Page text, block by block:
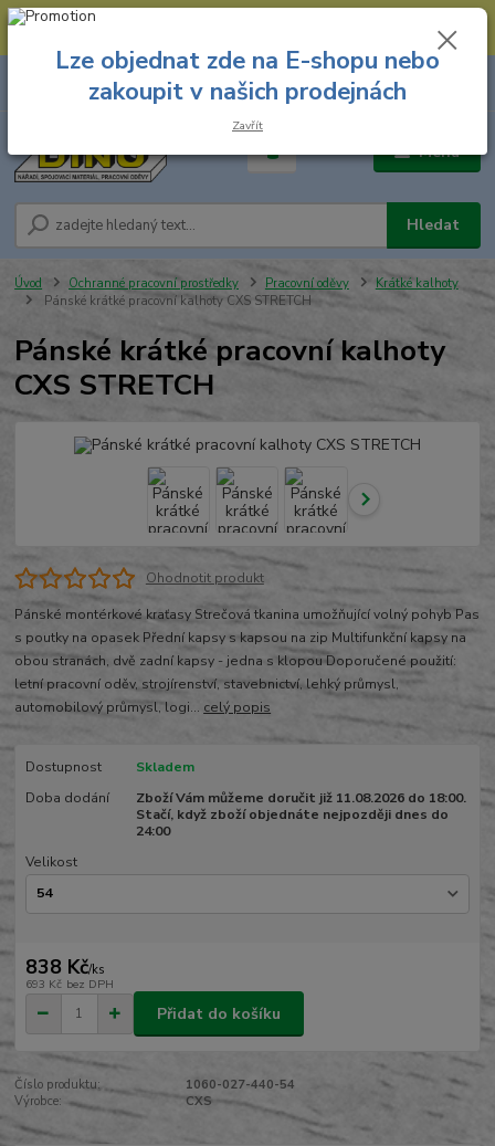
--- Spojovací materiál: 774 431 045 --- Prodejna nářadí: 731 449 423 --
Menu
Hledat
8.00 hod. - 16.00 hod.
za
Úvod Ochranné pracovní prostředky Pracovní oděvy
Krátké kalhoty
Pánské krátké pracovní kalhoty CXS STRETCH
Pánské krátké pracovní kalhoty
CXS STRETCH
Ohodnotit produkt
Pánské montérkové kraťasy Strečová tkanina umožňující volný pohyb Pas
s poutky na opasek Přední kapsy s kapsou na zip Multifunkční kapsy na
obou stranách, dvě zadní kapsy - jedna s klopou Doporučené použití:
letní pracovní oděv, strojírenství, stavebnictví, lehký průmysl,
automobilový průmysl, logi... celý popis
Dostupnost
Skladem
Doba dodání
Zboží Vám můžeme doručit již 11.08.2026 do 18:00.
Stačí, když zboží objednáte nejpozději dnes do
24:00
Velikost
838 Kč/ks
693 Kč bez DPH
Přidat do košíku
Číslo produktu:
1060-027-440-54
Výrobce:
CXS
Lze objednat zde na E-shopu nebo
zakoupit v našich prodejnách
Zavřít